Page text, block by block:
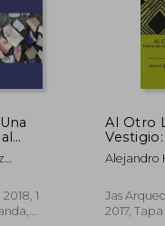
1
Al Otro
Alejandro
Jas
2017,